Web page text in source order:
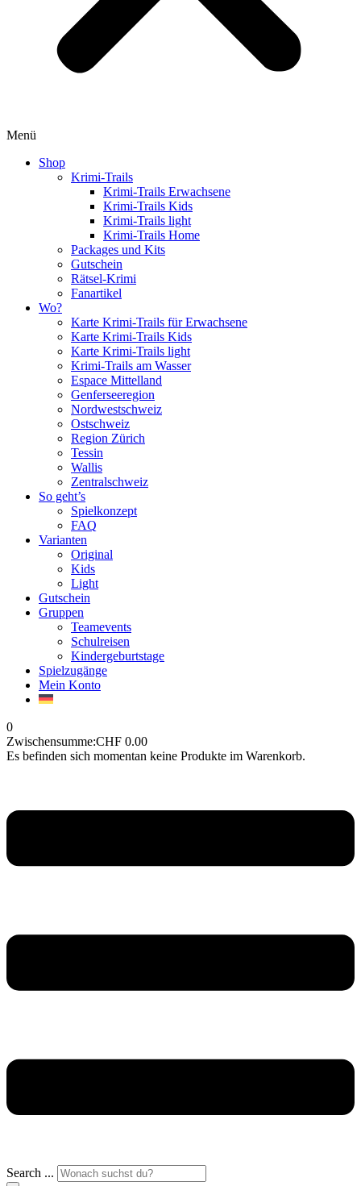
Menü
Shop
Krimi-Trails
Krimi-Trails Erwachsene
Krimi-Trails Kids
Krimi-Trails light
Krimi-Trails Home
Packages und Kits
Gutschein
Rätsel-Krimi
Fanartikel
Wo?
Karte Krimi-Trails für Erwachsene
Karte Krimi-Trails Kids
Karte Krimi-Trails light
Krimi-Trails am Wasser
Espace Mittelland
Genferseeregion
Nordwestschweiz
Ostschweiz
Region Zürich
Tessin
Wallis
Zentralschweiz
So geht’s
Spielkonzept
FAQ
Varianten
Original
Kids
Light
Gutschein
Gruppen
Teamevents
Schulreisen
Kindergeburtstage
Spielzugänge
Mein Konto
0
Zwischensumme:CHF 0.00
Es befinden sich momentan keine Produkte im Warenkorb.
Search ...